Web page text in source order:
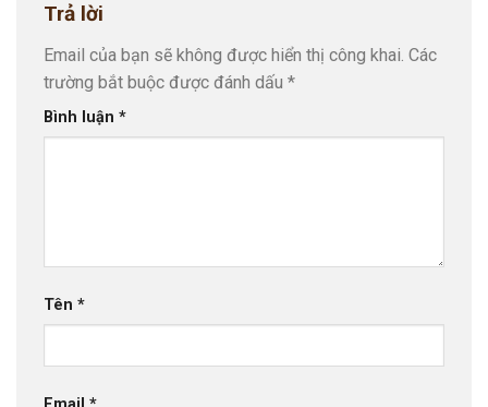
Trả lời
Email của bạn sẽ không được hiển thị công khai. Các
trường bắt buộc được đánh dấu *
Bình luận *
Tên *